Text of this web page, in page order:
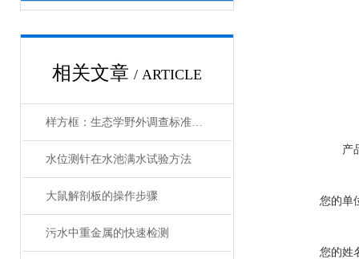
相关文章 / ARTICLE
样方框：生态学野外调查标准化取样基础工具
水位测针在水池满水试验方法
大鼠解剖板的操作步骤
污水中重金属的快速检测
产
您的单
您的姓